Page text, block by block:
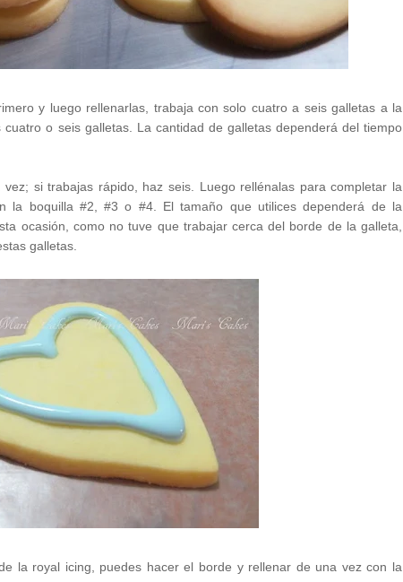
y luego rellenarlas, trabaja con solo cuatro a seis galletas a la
o seis galletas. La cantidad de galletas dependerá del tiempo
si trabajas rápido, haz seis. Luego rellénalas para completar la
la boquilla #2, #3 o #4. El tamaño que utilices dependerá de la
ocasión, como no tuve que trabajar cerca del borde de la galleta,
galletas.
la royal icing, puedes hacer el borde y rellenar de una vez con la